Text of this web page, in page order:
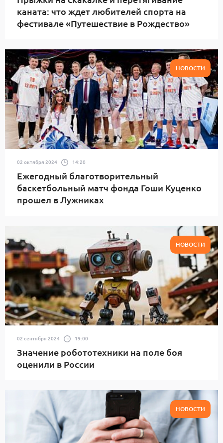
каната: что ждет любителей спорта на
фестивале «Путешествие в Рождество»
НОВОСТИ
02 октября 2024 14:20
Ежегодный благотворительный
баскетбольный матч фонда Гоши Куценко
прошел в Лужниках
НОВОСТИ
02 сентября 2024 19:00
Значение робототехники на поле боя
оценили в России
НОВОСТИ